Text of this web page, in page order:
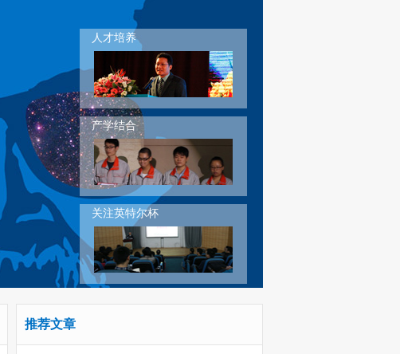
人才培养
产学结合
关注英特尔杯
推荐文章